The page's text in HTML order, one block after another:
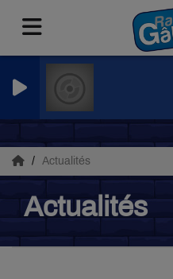
Actualités
Actualités